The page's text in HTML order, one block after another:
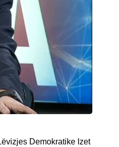
Demokratike Izet